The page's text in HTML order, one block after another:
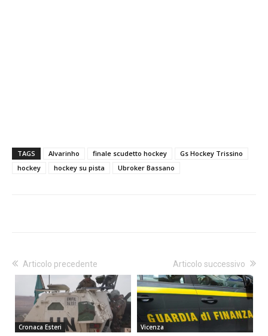
TAGS Alvarinho finale scudetto hockey
Gs Hockey Trissino
hockey
hockey su pista Ubroker Bassano
Articolo precedente
Cronaca Esteri
Articolo successivo
Vicenza